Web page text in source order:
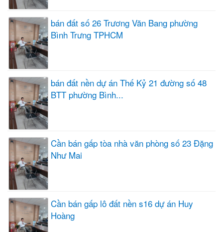
bán đất số 26 Trương Văn Bang phường
Bình Trưng TPHCM
bán đất nền dự án Thế Kỷ 21 đường số 48
BTT phường Bình...
Cần bán gấp tòa nhà văn phòng số 23 Đặng
Như Mai
Cần bán gấp lô đất nền s16 dự án Huy
Hoàng